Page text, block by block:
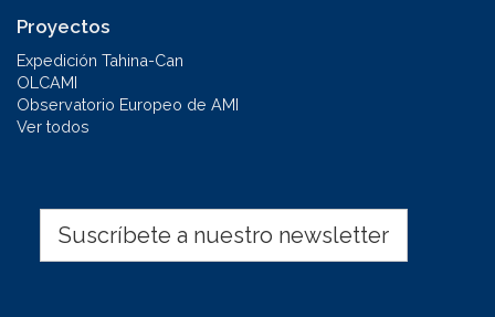
Proyectos
Expedición Tahina-Can
OLCAMI
Observatorio Europeo de AMI
Ver todos
Suscríbete a nuestro newsletter